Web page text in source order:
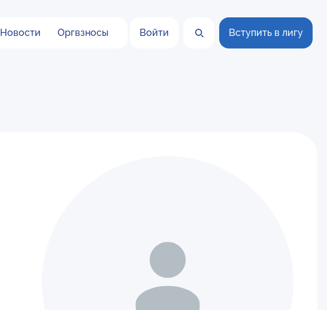
Новости Оргвзносы Войти Вступить в лигу